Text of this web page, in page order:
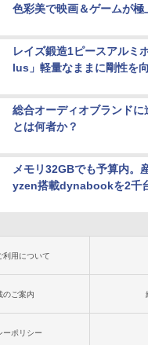
色彩美で映画＆ゲームが極
レイズ鍛造1ピースアルミ
lus」軽量なままに剛性を
総合オーディオブランド
とは何者か？
メモリ32GBでも予算内。
yzen搭載dynabookを2千
利用について
のご案内
ーポリシー